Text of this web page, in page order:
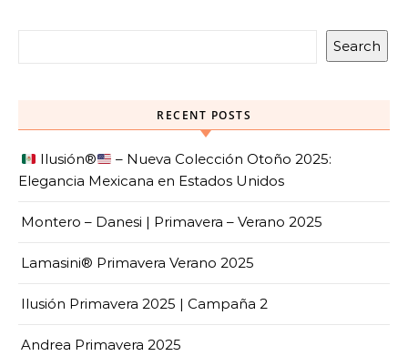
Search
RECENT POSTS
Ilusión®️
– Nueva Colección Otoño 2025:
Elegancia Mexicana en Estados Unidos
Montero – Danesi | Primavera – Verano 2025
Lamasini® Primavera Verano 2025
Ilusión Primavera 2025 | Campaña 2
Andrea Primavera 2025